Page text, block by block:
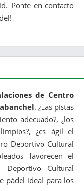
Ponte en contacto
de Centro
. ¿Las pistas
adecuado?, ¿los
¿es ágil el
Deportivo Cultural
favorecen el
Deportivo Cultural
pádel ideal para los